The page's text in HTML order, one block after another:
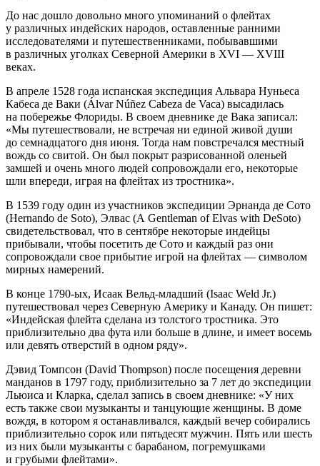
До нас дошло довольно много упоминаний о флейтах
у различных индейских народов, оставленные ранними
исследователями и путешественниками, побывавшими
в различных уголках Северной Америки в XVI — XVIII
веках.
В апреле 1528 года испанская экспедиция Альвара Нуньеса
Кабеса де Ваки (Álvar Núñez Cabeza de Vaca) высадилась
на побережье Флориды. В своем дневнике де Вака записал:
«Мы путешествовали, не встречая ни единой живой души
до семнадцатого дня июня. Тогда нам повстречался местный
вождь со свитой. Он был покрыт разрисованной оленьей
замшей и очень много людей сопровождали его, некоторые
шли впереди, играя на флейтах из тростника».
В 1539 году один из участников экспедиции Эрнанда де Сото
(Hernando de Soto), Элвас (A Gentleman of Elvas with DeSoto)
свидетельствовал, что в сентябре некоторые индейцы
прибывали, чтобы посетить де Сото и каждый раз они
сопровождали свое прибытие игрой на флейтах — символом
мирных намерений.
В конце 1790-ых, Исаак Вельд-младший (Isaac Weld Jr.)
путешествовал через Северную Америку и Канаду. Он пишет:
«Индейская флейта сделана из толстого тростника. Это
приблизительно два фута или больше в длине, и имеет восемь
или девять отверстий в одном ряду».
Дэвид Томпсон (David Thompson) после посещения деревни
манданов в 1797 году, приблизительно за 7 лет до экспедиции
Льюиса и Кларка, сделал запись в своем дневнике: «У них
есть также свои музыканты и танцующие женщины. В доме
вождя, в котором я останавливался, каждый вечер собирались
приблизительно сорок или пятьдесят мужчин. Пять или шесть
из них были музыканты с барабаном, погремушками
и грубыми флейтами».